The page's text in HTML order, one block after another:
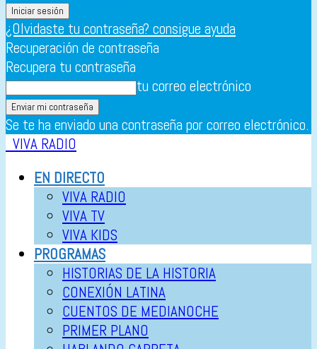
¿Olvidaste tu contraseña? consigue ayuda
Recuperación de contraseña
Recupera tu contraseña
tu correo electrónico
Se te ha enviado una contraseña por correo electrónico.
VIVA RADIO
EN DIRECTO
VIVA RADIO
VIVA TV
VIVA KIDS
PROGRAMAS
HISTORIAS DE LA HISTORIA
CONEXIÓN LATINA
CUENTOS DE MEDIANOCHE
PRIMER PLANO